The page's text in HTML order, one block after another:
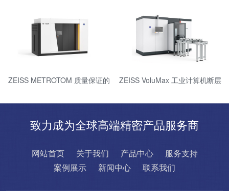
ZEISS METROTOM 质量保证的
ZEISS VoluMax 工业计算机断层
致力成为全球高端精密产品服务商
网站首页 关于我们 产品中心
服务支持
案例展示
新闻中心 联系我们